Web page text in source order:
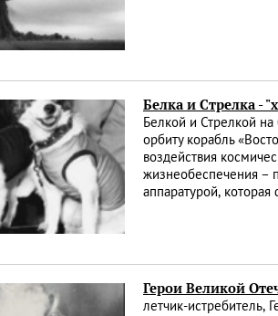
Белка и Стрелка -
Белкой и Стрелкой
орбиту корабль
воздействия
жизнеобеспечения –
аппаратурой,
Герои Великой
летчик-истребитель,